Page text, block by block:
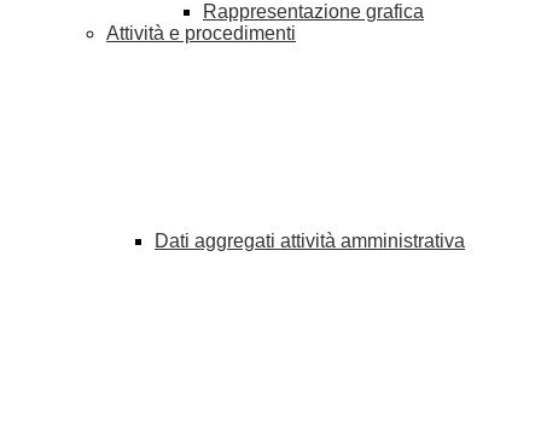
Rappresentazione grafica
Attività e procedimenti
Dati aggregati attività amministrativa